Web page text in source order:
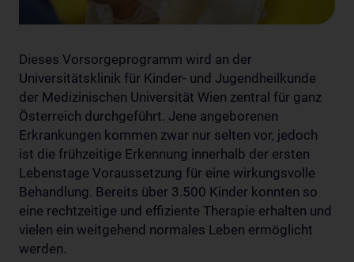
Dieses Vorsorgeprogramm wird an der
Universitätsklinik für Kinder- und Jugendheilkunde
der Medizinischen Universität Wien zentral für ganz
Österreich durchgeführt. Jene angeborenen
Erkrankungen kommen zwar nur selten vor, jedoch
ist die frühzeitige Erkennung innerhalb der ersten
Lebenstage Voraussetzung für eine wirkungsvolle
Behandlung. Bereits über 3.500 Kinder konnten so
eine rechtzeitige und effiziente Therapie erhalten und
vielen ein weitgehend normales Leben ermöglicht
werden.